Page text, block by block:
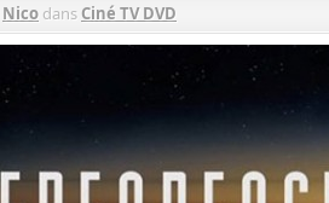
Nico dans Ciné TV DVD